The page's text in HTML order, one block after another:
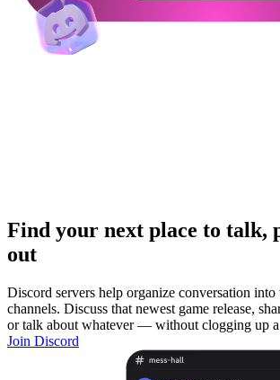
Find your next place to talk,
out
Discord servers help organize conversation into
channels. Discuss that newest game release,
or talk about whatever — without clogging up a
Join Discord